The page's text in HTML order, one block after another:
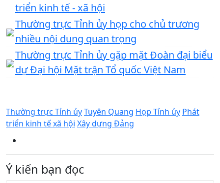
triển kinh tế - xã hội
Thường trực Tỉnh ủy họp cho chủ trương
nhiều nội dung quan trọng
Thường trực Tỉnh ủy gặp mặt Đoàn đại biểu
dự Đại hội Mặt trận Tổ quốc Việt Nam
Thường trực Tỉnh ủyTuyên Quang Họp Tỉnh ủy Phát
triển kinh tế xã hội Xây dựng Đảng
Ý kiến bạn đọc